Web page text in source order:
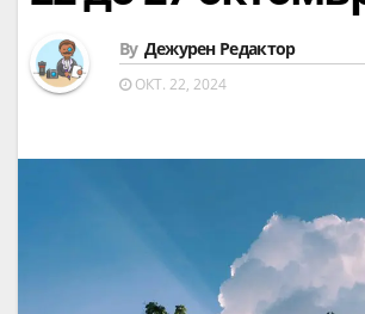
By Дежурен Редактор
ОКТ. 22, 2024